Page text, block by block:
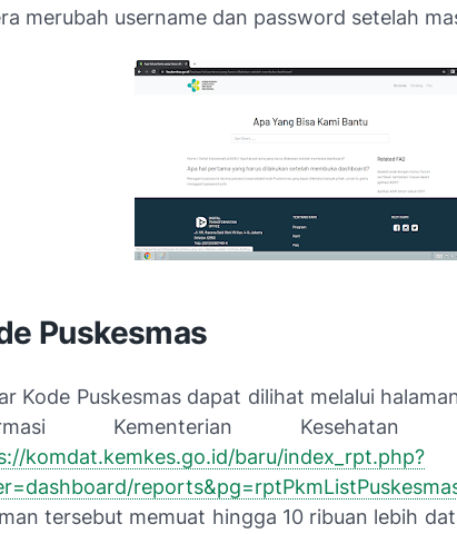
merubah username dan password setelah
Puskesmas
Kode Puskesmas dapat dilihat melalui
Kementerian Kesehatan
komdat.kemkes.go.id/baru/index_rpt.php?
tersebut memuat hingga 10 ribuan lebih